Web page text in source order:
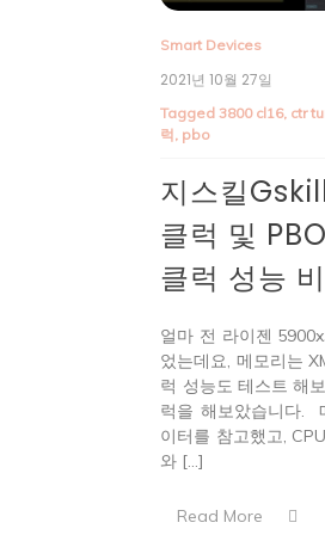
Smart Devices
2021년 10월 27일
Tagged3800 cl16, ctr
럭, pbo
지스킬
클럭 및
클럭 성능
얼마 전 라이젠
었는데요, 메모리는
럭 성능도 테스트 해
럭을 해보았습니다.
이터를 참고했고,
와 […]
Read More